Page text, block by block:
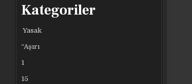
Kategoriler
Yasak
“Aşırı
1
15